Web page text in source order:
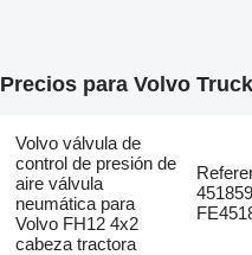
Precios para Volvo
Volvo válvula de
control de presión de
aire válvula
neumática para
Volvo FH12 4x2
cabeza tractora